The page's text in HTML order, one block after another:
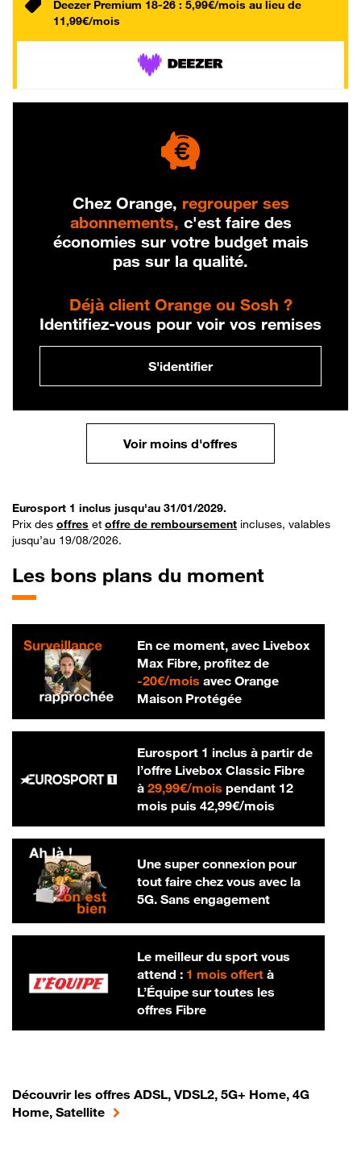
Deezer Premium 18-26 : 5,99€/mois au lieu de
11,99€/mois
Chez Orange, regrouper ses
abonnements, c'est faire des
économies sur votre budget mais
pas sur la qualité.
Déjà client Orange ou Sosh ?
Identifiez-vous pour voir vos remises
S'identifier
Voir moins d'offres
Eurosport 1 inclus jusqu'au 31/01/2029.
Prix des offres et offre de remboursement incluses, valables
jusqu’au 19/08/2026.
Les bons plans du moment
En ce moment, avec Livebox
Max Fibre, profitez de
-20€/mois20 € par mois
avec Orange
Maison Protégée
Eurosport 1 inclus à partir de
l’offre Livebox Classic Fibre
à 29,99€/mois29,99 € par mois
pendant 12
mois puis 42,99€/mois42,99 € par
Une super connexion pour
tout faire chez vous avec la
5G. Sans engagement
Le meilleur du sport vous
attend : 1 mois offertà
L’Équipe sur toutes les
offres Fibre
Découvrir les offres ADSL, VDSL2, 5G+ Home, 4G
Home, Satellite